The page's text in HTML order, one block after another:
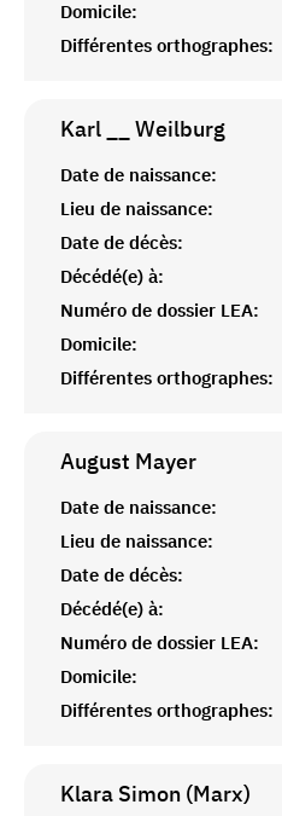
Domicile:
Différentes orthographes:
Karl __ Weilburg
Date de naissance:
Lieu de naissance:
Date de décès:
Décédé(e) à:
Numéro de dossier LEA:
Domicile:
Différentes orthographes:
August Mayer
Date de naissance:
Lieu de naissance:
Date de décès:
Décédé(e) à:
Numéro de dossier LEA:
Domicile:
Différentes orthographes:
Klara Simon (Marx)